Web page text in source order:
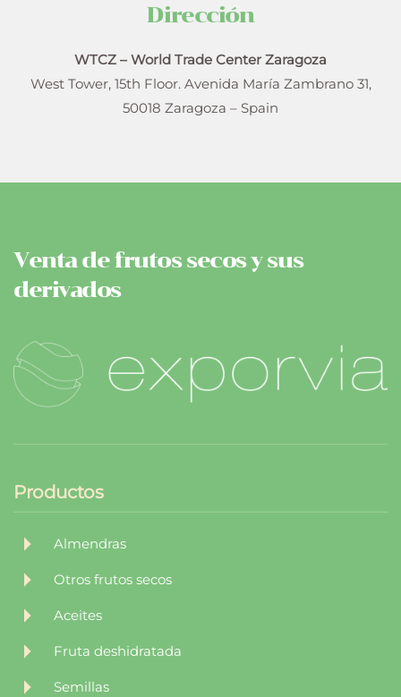
Dirección
WTCZ – World Trade Center Zaragoza
West Tower, 15th Floor. Avenida María Zambrano 31,
50018 Zaragoza – Spain
Venta de frutos secos y sus
derivados
Productos
Almendras
Otros frutos secos
Aceites
Fruta deshidratada
Semillas